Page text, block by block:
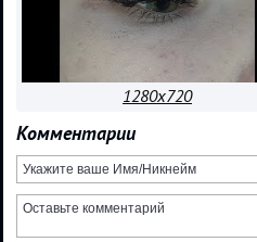
1280x720
Комментарии